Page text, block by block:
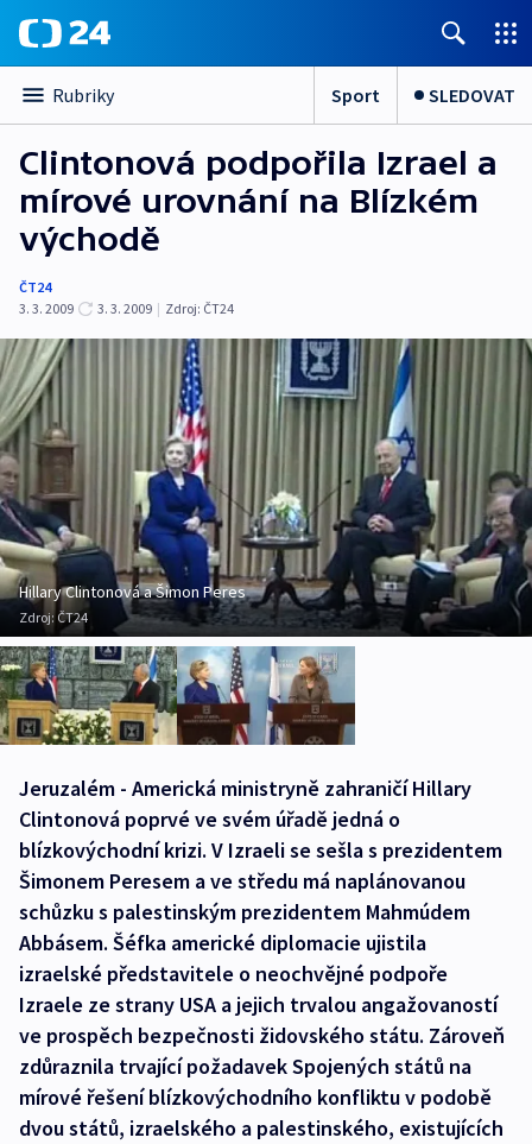
Rubriky Sport SLEDOVAT
Clintonová podpořila Izrael a
mírové urovnání na Blízkém
východě
ČT24
3. 3. 2009
3. 3. 2009 | Zdroj: ČT24
Hillary Clintonová a Šimon Peres
Zdroj: ČT24
Jeruzalém - Americká ministryně zahraničí Hillary
Clintonová poprvé ve svém úřadě jedná o
blízkovýchodní krizi. V Izraeli se sešla s prezidentem
Šimonem Peresem a ve středu má naplánovanou
schůzku s palestinským prezidentem Mahmúdem
Abbásem. Šéfka americké diplomacie ujistila
izraelské představitele o neochvějné podpoře
Izraele ze strany USA a jejich trvalou angažovaností
ve prospěch bezpečnosti židovského státu. Zároveň
zdůraznila trvající požadavek Spojených států na
mírové řešení blízkovýchodního konfliktu v podobě
dvou států, izraelského a palestinského, existujících